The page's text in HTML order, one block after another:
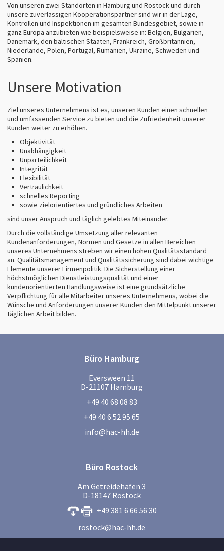
Von unseren zwei Standorten in Hamburg und Rostock und durch
unsere zuverlässigen Kooperationspartner sind wir in der Lage,
Kontrollen und Inspektionen im gesamten Bundesgebiet, sowie in
ganz Europa anzubieten wie beispielsweise in: Belgien, Bulgarien,
Dänemark, den baltischen Staaten, Frankreich, Großbritannien,
Niederlande, Polen, Portugal, Rumänien, Ukraine, Schweden und
Spanien.
Unsere Motivation
Ziel unseres Unternehmens ist es, unseren Kunden einen schnellen
und umfassenden Service zu bieten und die Zufriedenheit unserer
Kunden weiter zu erhöhen.
Objektivität
Unabhängigkeit
Unparteilichkeit
Integrität
Flexibilität
Vertraulichkeit
schnelles Reporting
sowie zielorientiertes und gründliches Arbeiten
sind unser Anspruch und täglich gelebtes Miteinander.
Durch die vollständige Umsetzung aller relevanten
Kundenanforderungen, Normen und Gesetze in allen Bereichen
unseres Unternehmens streben wir einen hohen Qualitätsstandard
an. Qualitätsmanagement und Qualitätssicherung sind dabei wichtige
Elemente unserer Firmenpolitik. Die Sicherstellung einer
höchstmöglichen Dienstleistungsqualität und einer
kundenorientierten Handlungsweise ist eine grundsätzliche
Verpflichtung für alle Mitarbeiter unseres Unternehmens, wobei die
Wünsche und Anforderungen unserer Kunden den Mittelpunkt unserer
täglichen Arbeit bilden.
Büro Hamburg
Eversween 11
D-21107 Hamburg
+49 40 68 08 83
+49 40 6 52 95 65
info@hac-hh.de
Büro Rostock
Am Getreidehafen 3
D-18147 Rostock
+49 381 6 66 56 30
rostock@hac-hh.de